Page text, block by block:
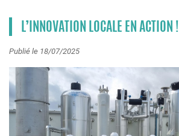
L’INNOVATION LOCALE EN ACTION !
Publié le 18/07/2025